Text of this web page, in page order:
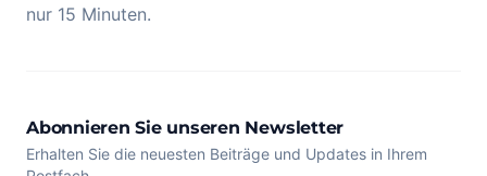
nur 15 Minuten.
Abonnieren Sie unseren Newsletter
Erhalten Sie die neuesten Beiträge und Updates in Ihrem